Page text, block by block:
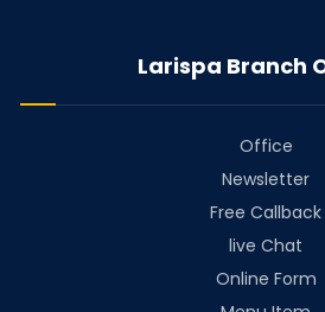
Larispa Branch
Office
Newsletter
Free Callback
live Chat
Online Form